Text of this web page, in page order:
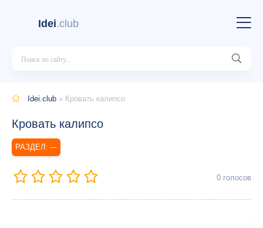
Idei.club
Idei.club » Кровать калипсо
Кровать калипсо
---
0 голосов